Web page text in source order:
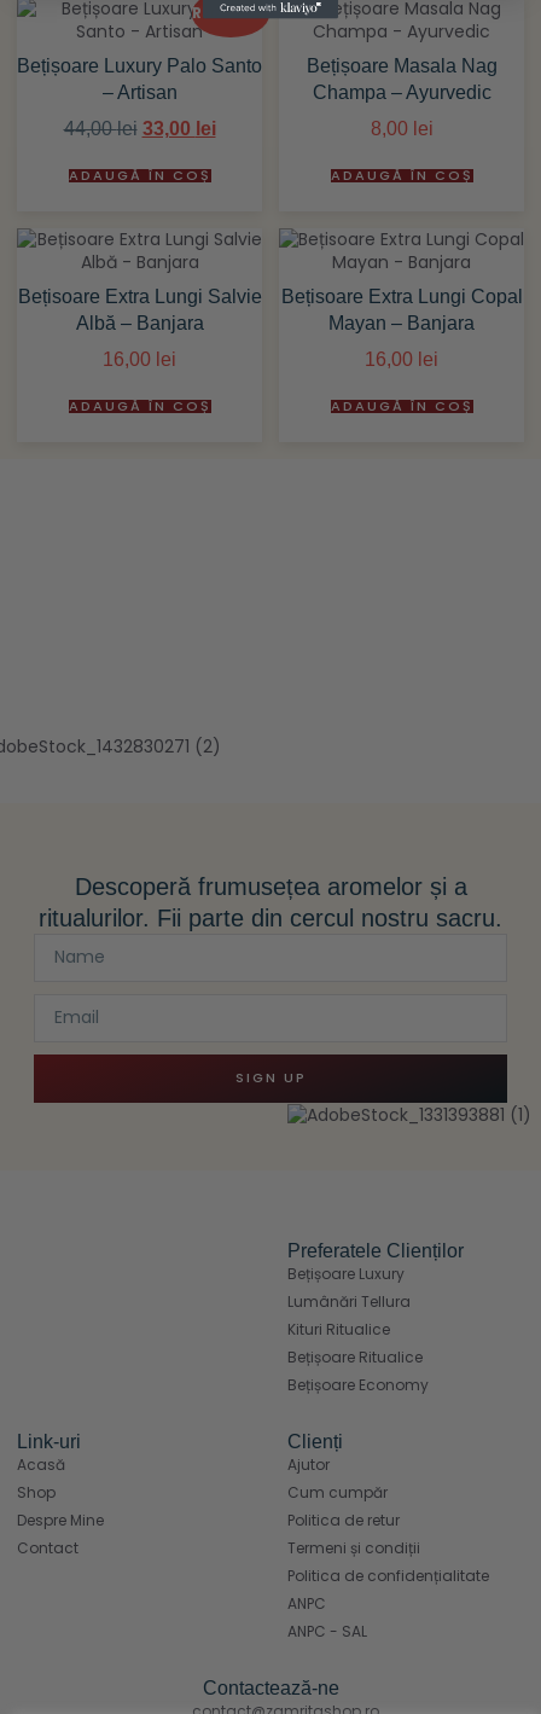
Reduceri!
Bețișoare Luxury Palo Santo
– Artisan
44,00lei 33,00 lei
ADAUGĂ ÎN COȘ
Bețișoare Masala Nag
Champa – Ayurvedic
8,00 lei
ADAUGĂ ÎN COȘ
Bețisoare Extra Lungi Salvie
Albă – Banjara
16,00 lei
ADAUGĂ ÎN COȘ
Bețisoare Extra Lungi Copal
Mayan – Banjara
16,00 lei
ADAUGĂ ÎN COȘ
Descoperă frumusețea aromelor și a
ritualurilor. Fii parte din cercul nostru sacru.
SIGN UP
Preferatele Clienților
Bețișoare Luxury
Lumânări Tellura
Kituri Ritualice
Bețișoare Ritualice
Bețișoare Economy
Link-uri
Acasă
Shop
Despre Mine
Contact
Clienți
Ajutor
Cum cumpăr
Politica de retur
Termeni și condiții
Politica de confidențialitate
ANPC
ANPC - SAL
Contactează-ne